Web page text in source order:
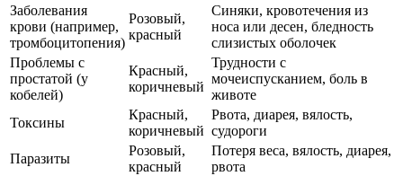
Заболевания
крови (например,
тромбоцитопения)
Розовый,
красный
Синяки, кровотечения из
носа или десен, бледность
слизистых оболочек
Проблемы с
простатой (у
кобелей)
Красный,
коричневый
Трудности с
мочеиспусканием, боль в
животе
Токсины
Красный,
коричневый
Рвота, диарея, вялость,
судороги
Паразиты
Розовый,
красный
Потеря веса, вялость, диарея,
рвота